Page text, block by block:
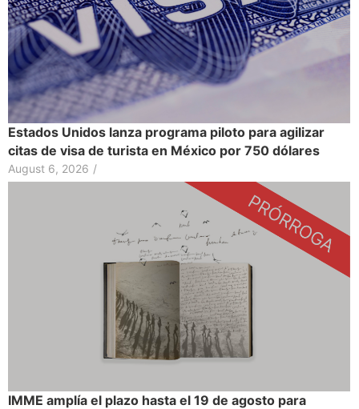
Estados Unidos lanza programa piloto para agilizar
citas de visa de turista en México por 750 dólares
August 6, 2026 /
IMME amplía el plazo hasta el 19 de agosto para